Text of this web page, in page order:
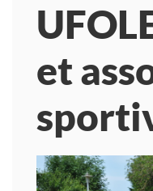
et